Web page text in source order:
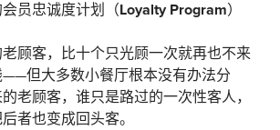
员忠诚度计划（Loyalty Program）
顾客，比十个只光顾一次就再也不来
——但大多数小餐厅根本没有办法分
老顾客，谁只是路过的一次性客人，
者也变成回头客。